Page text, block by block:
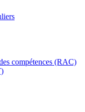
compétences (RAC)